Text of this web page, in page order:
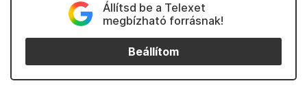
Állítsd be a Telexet
megbízható forrásnak!
Beállítom